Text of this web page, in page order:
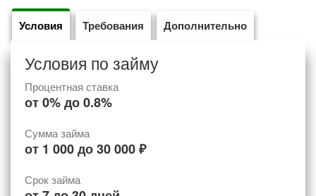
Условия Требования Дополнительно
Условия по займу
Процентная ставка
от0%до0.8%
Сумма займа
от 1 000до30 000₽
Срок займа